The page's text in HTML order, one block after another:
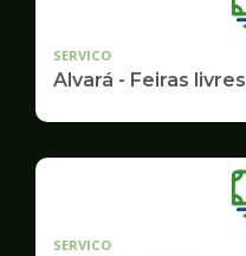
SERVICO
Alvará - Feiras livres
SERVICO